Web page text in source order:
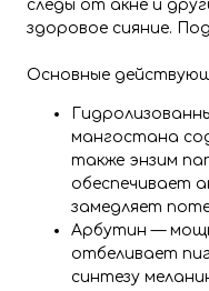
следы от акне и
здоровое сияние.
Основные
мангостана
также энзим
обеспечивает
замедляет
Арбутин —
отбеливает
синтезу